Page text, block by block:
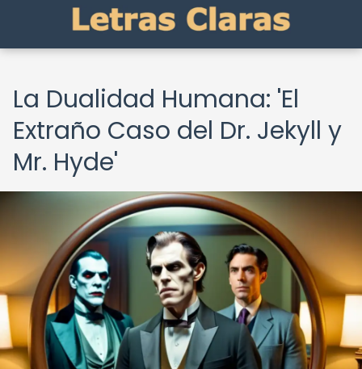
La Dualidad Humana: 'El
Extraño Caso del Dr. Jekyll y
Mr. Hyde'